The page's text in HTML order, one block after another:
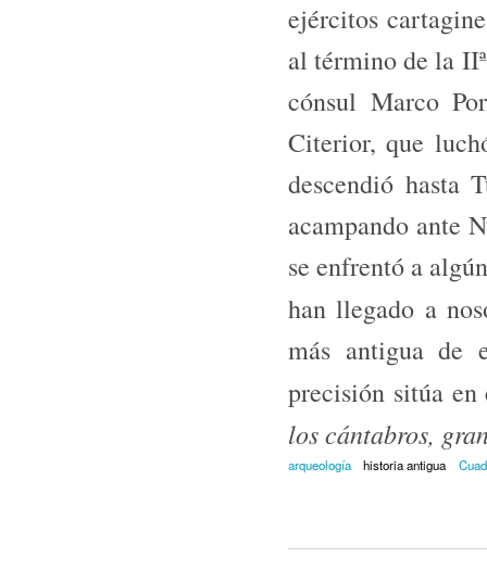
ejércitos
al término de la
cónsul Marco
Citerior, que
descendió hasta
acampando ante
se enfrentó a
han llegado a
más antigua de
precisión sitúa
los cántabros,
arqueología historia antigua